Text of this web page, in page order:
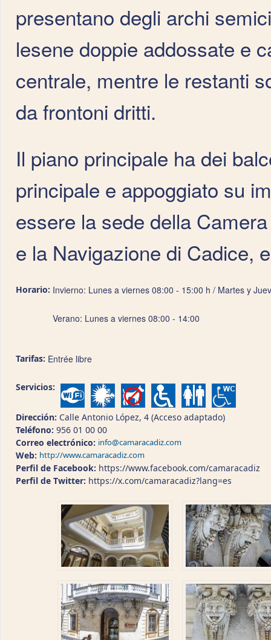
presentano degli archi
lesene doppie addossate e
centrale, mentre le restanti
da frontoni dritti.
Il piano principale ha dei
principale e appoggiato su
essere la sede della
e la Navigazione di Cadice,
Horario: Invierno: Lunes a viernes 08:00 - 15:00 h / Martes y
Verano: Lunes a viernes 08:00 - 14:00
Tarifas: Entrée libre
Servicios:
Dirección: Calle Antonio López, 4 (Acceso adaptado)
Teléfono: 956 01 00 00
Correo electrónico: info@camaracadiz.com
Web: http://www.camaracadiz.com
Perfil de Facebook: https://www.facebook.com/camaracadiz
Perfil de Twitter: https://x.com/camaracadiz?lang=es